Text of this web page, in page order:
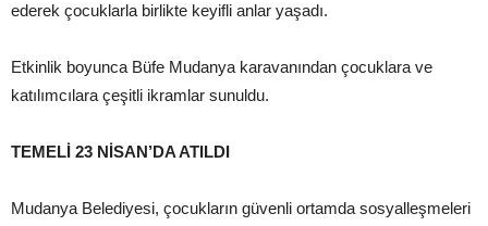
ederek çocuklarla birlikte keyifli anlar yaşadı.
Etkinlik boyunca Büfe Mudanya karavanından çocuklara ve
katılımcılara çeşitli ikramlar sunuldu.
TEMELİ 23 NİSAN’DA ATILDI
Mudanya Belediyesi, çocukların güvenli ortamda sosyalleşmeleri